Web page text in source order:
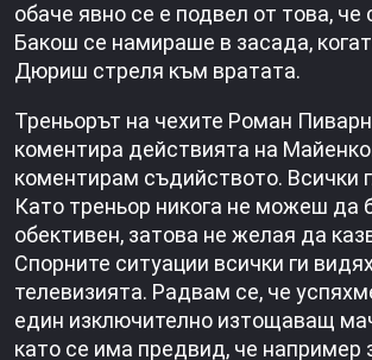
обаче явно се е подвел от това, че
Бакош се намираше в засада,
Дюриш стреля към вратата.
Треньорът на чехите Роман
коментира действията на
коментирам съдийството. Всички
Като треньор никога не можеш да
обективен, затова не желая да
Спорните ситуации всички ги
телевизията. Радвам се, че
един изключително изтощаващ
като се има предвид, че например